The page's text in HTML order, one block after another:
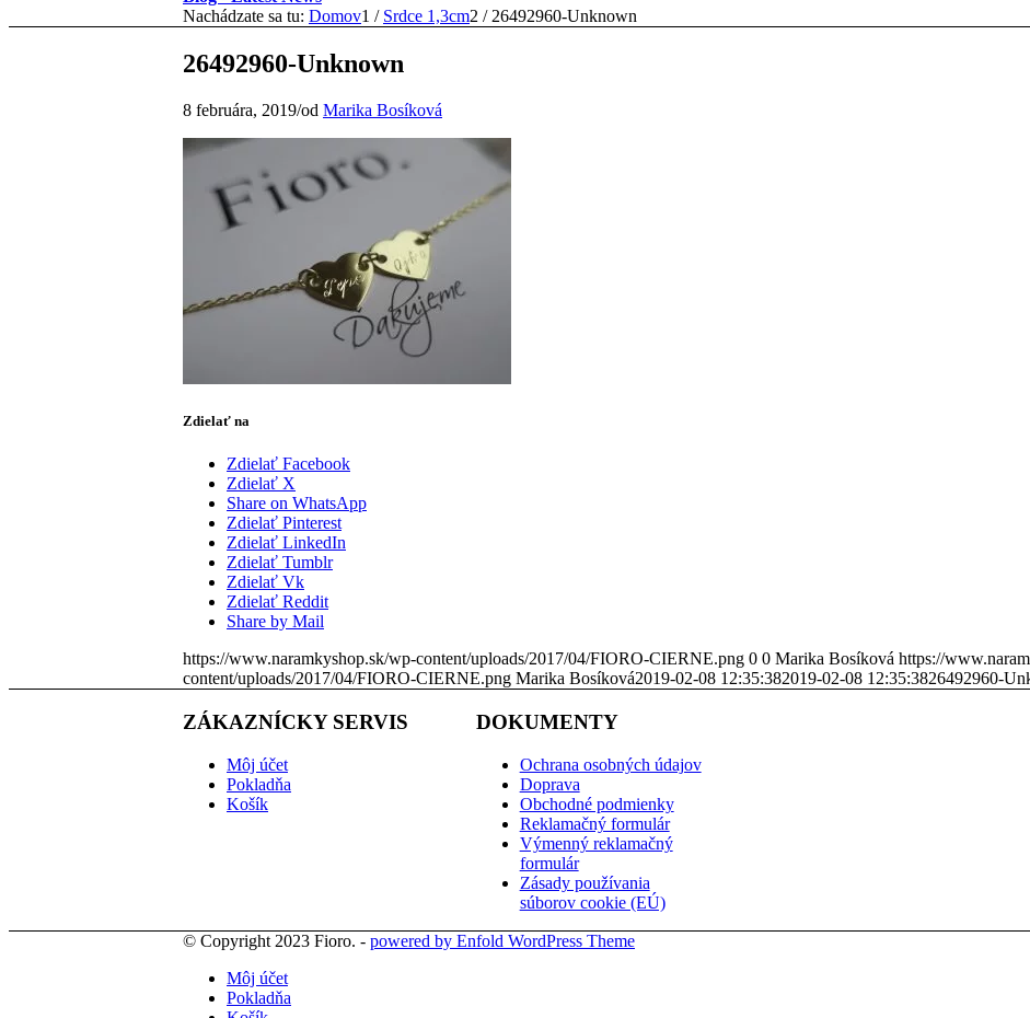
Nachádzate sa tu: Domov1 / Srdce 1,3cm2 / 26492960-Unknown
26492960-Unknown
8 februára, 2019/od Marika Bosíková
Zdielať na
Zdielať Facebook
Zdielať X
Share on WhatsApp
Zdielať Pinterest
Zdielať LinkedIn
Zdielať Tumblr
Zdielať Vk
Zdielať Reddit
Share by Mail
https://www.naramkyshop.sk/wp-content/uploads/2017/04/FIORO-CIERNE.png 0 0 Marika Bosíková https://
content/uploads/2017/04/FIORO-CIERNE.png Marika Bosíková2019-02-08 12:35:382019-02-08 12:35:3826492960-
ZÁKAZNÍCKY SERVIS
Môj účet
Pokladňa
Košík
DOKUMENTY
Ochrana osobných údajov
Doprava
Obchodné podmienky
Reklamačný formulár
Výmenný reklamačný
formulár
Zásady používania
súborov cookie (EÚ)
© Copyright 2023 Fioro. - powered by Enfold WordPress Theme
Môj účet
Pokladňa